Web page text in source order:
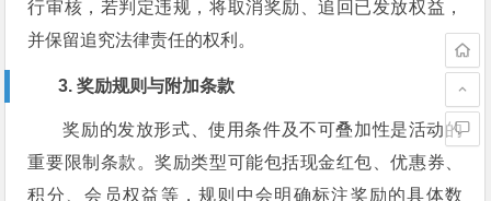
行审核，若判定违规，将取消奖励、追回已发放权益，
并保留追究法律责任的权利。
3. 奖励规则与附加条款
奖励的发放形式、使用条件及不可叠加性是活动的
重要限制条款。奖励类型可能包括现金红包、优惠券、
积分、会员权益等，规则中会明确标注奖励的具体数